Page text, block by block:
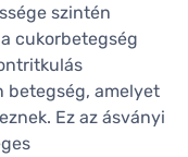
szintén
cukorbetegség
betegség, amelyet
Ez az ásványi